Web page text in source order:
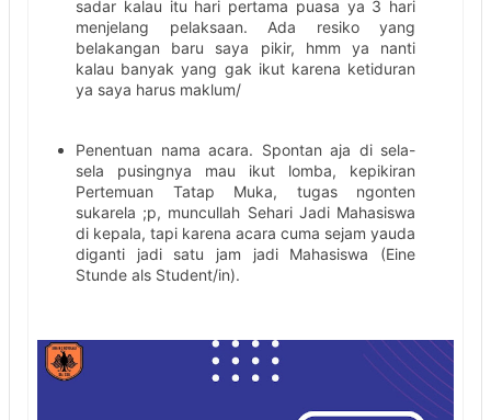
sadar kalau itu hari pertama puasa ya 3 hari
menjelang pelaksaan. Ada resiko yang
belakangan baru saya pikir, hmm ya nanti
kalau banyak yang gak ikut karena ketiduran
ya saya harus maklum/
Penentuan nama acara. Spontan aja di sela-
sela pusingnya mau ikut lomba, kepikiran
Pertemuan Tatap Muka, tugas ngonten
sukarela ;p, muncullah Sehari Jadi Mahasiswa
di kepala, tapi karena acara cuma sejam yauda
diganti jadi satu jam jadi Mahasiswa (Eine
Stunde als Student/in).